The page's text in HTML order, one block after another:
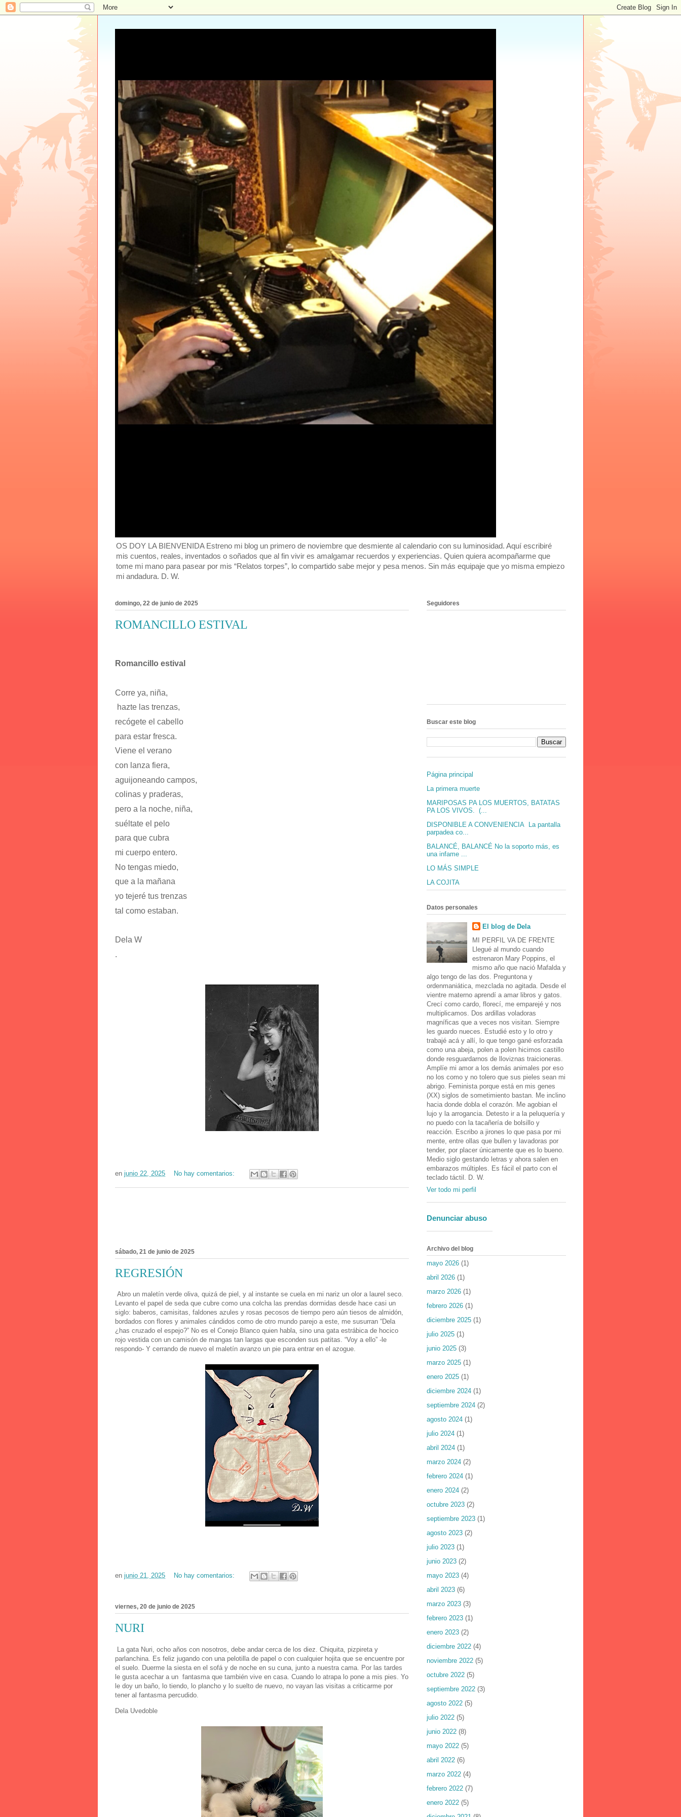
OS DOY LA BIENVENIDA Estreno mi blog un primero de noviembre que desmiente al calendario con su luminosidad. Aquí escribiré
mis cuentos, reales, inventados o soñados que al fin vivir es amalgamar recuerdos y experiencias. Quien quiera acompañarme que
tome mi mano para pasear por mis “Relatos torpes”, lo compartido sabe mejor y pesa menos. Sin más equipaje que yo misma empiezo
mi andadura. D. W.
domingo, 22 de junio de 2025
ROMANCILLO ESTIVAL
Romancillo estival
Corre ya, niña,
hazte las trenzas,
recógete el cabello
para estar fresca.
Viene el verano
con lanza fiera,
aguijoneando campos,
colinas y praderas,
pero a la noche, niña,
suéltate el pelo
para que cubra
mi cuerpo entero.
No tengas miedo,
que a la mañana
yo tejeré tus trenzas
tal como estaban.
Dela W
.
en junio 22, 2025 No hay comentarios:
sábado, 21 de junio de 2025
REGRESIÓN
Abro un maletín verde oliva, quizá de piel, y al instante se cuela en mi nariz un olor a laurel seco.
Levanto el papel de seda que cubre como una colcha las prendas dormidas desde hace casi un
siglo: baberos, camisitas, faldones azules y rosas pecosos de tiempo pero aún tiesos de almidón,
bordados con flores y animales cándidos como de otro mundo parejo a este, me susurran “Dela
¿has cruzado el espejo?” No es el Conejo Blanco quien habla, sino una gata estrábica de hocico
rojo vestida con un camisón de mangas tan largas que esconden sus patitas. “Voy a ello” -le
respondo- Y cerrando de nuevo el maletín avanzo un pie para entrar en el azogue.
en junio 21, 2025 No hay comentarios:
viernes, 20 de junio de 2025
NURI
La gata Nuri, ocho años con nosotros, debe andar cerca de los diez. Chiquita, pizpireta y
parlanchina. Es feliz jugando con una pelotilla de papel o con cualquier hojita que se encuentre por
el suelo. Duerme la siesta en el sofá y de noche en su cuna, junto a nuestra cama. Por las tardes
le gusta acechar a un fantasma que también vive en casa. Cuando lo atrapa lo pone a mis pies. Yo
le doy un baño, lo tiendo, lo plancho y lo suelto de nuevo, no vayan las visitas a criticarme por
tener al fantasma percudido.
Dela Uvedoble
Seguidores
Buscar este blog
Página principal
La primera muerte
MARIPOSAS PA LOS MUERTOS, BATATAS
PA LOS VIVOS. (...
DISPONIBLE A CONVENIENCIA La pantalla
parpadea co...
BALANCÉ, BALANCÉ No la soporto más, es
una infame ...
LO MÁS SIMPLE
LA COJITA
Datos personales
El blog de Dela
MI PERFIL VA DE FRENTE
Llegué al mundo cuando
estrenaron Mary Poppins, el
mismo año que nació Mafalda y
algo tengo de las dos. Preguntona y
ordenmaniática, mezclada no agitada. Desde el
vientre materno aprendí a amar libros y gatos.
Crecí como cardo, florecí, me emparejé y nos
multiplicamos. Dos ardillas voladoras
magníficas que a veces nos visitan. Siempre
les guardo nueces. Estudié esto y lo otro y
trabajé acá y allí, lo que tengo gané esforzada
como una abeja, polen a polen hicimos castillo
donde resguardarnos de lloviznas traicioneras.
Amplíe mi amor a los demás animales por eso
no los como y no tolero que sus pieles sean mi
abrigo. Feminista porque está en mis genes
(XX) siglos de sometimiento bastan. Me inclino
hacia donde dobla el corazón. Me agobian el
lujo y la arrogancia. Detesto ir a la peluquería y
no puedo con la tacañería de bolsillo y
reacción. Escribo a jirones lo que pasa por mi
mente, entre ollas que bullen y lavadoras por
tender, por placer únicamente que es lo bueno.
Medio siglo gestando letras y ahora salen en
embarazos múltiples. Es fácil el parto con el
teclado táctil. D. W.
Ver todo mi perfil
Denunciar abuso
Archivo del blog
mayo 2026 (1)
abril 2026 (1)
marzo 2026 (1)
febrero 2026 (1)
diciembre 2025 (1)
julio 2025 (1)
junio 2025 (3)
marzo 2025 (1)
enero 2025 (1)
diciembre 2024 (1)
septiembre 2024 (2)
agosto 2024 (1)
julio 2024 (1)
abril 2024 (1)
marzo 2024 (2)
febrero 2024 (1)
enero 2024 (2)
octubre 2023 (2)
septiembre 2023 (1)
agosto 2023 (2)
julio 2023 (1)
junio 2023 (2)
mayo 2023 (4)
abril 2023 (6)
marzo 2023 (3)
febrero 2023 (1)
enero 2023 (2)
diciembre 2022 (4)
noviembre 2022 (5)
octubre 2022 (5)
septiembre 2022 (3)
agosto 2022 (5)
julio 2022 (5)
junio 2022 (8)
mayo 2022 (5)
abril 2022 (6)
marzo 2022 (4)
febrero 2022 (7)
enero 2022 (5)